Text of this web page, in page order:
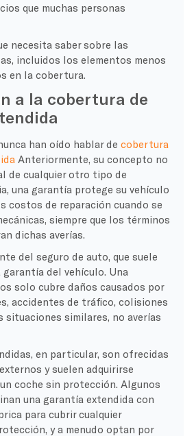
que muchas personas
necesita saber sobre las
incluidos los elementos menos
en la cobertura.
a la cobertura de
han oído hablar de cobertura
Anteriormente, su concepto no
de cualquier otro tipo de
una garantía protege su vehículo
costos de reparación cuando se
siempre que los términos
dichas averías.
del seguro de auto, que suele
del vehículo. Una
solo cubre daños causados por
accidentes de tráfico, colisiones
situaciones similares, no averías
en particular, son ofrecidas
y suelen adquirirse
coche sin protección. Algunos
una garantía extendida con
para cubrir cualquier
y a menudo optan por